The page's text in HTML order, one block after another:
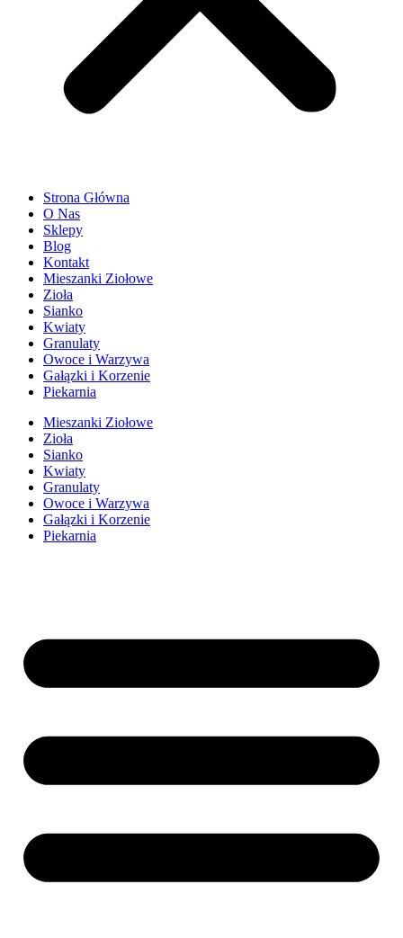
Strona Główna
O Nas
Sklepy
Blog
Kontakt
Mieszanki Ziołowe
Zioła
Sianko
Kwiaty
Granulaty
Owoce i Warzywa
Gałązki i Korzenie
Piekarnia
Mieszanki Ziołowe
Zioła
Sianko
Kwiaty
Granulaty
Owoce i Warzywa
Gałązki i Korzenie
Piekarnia